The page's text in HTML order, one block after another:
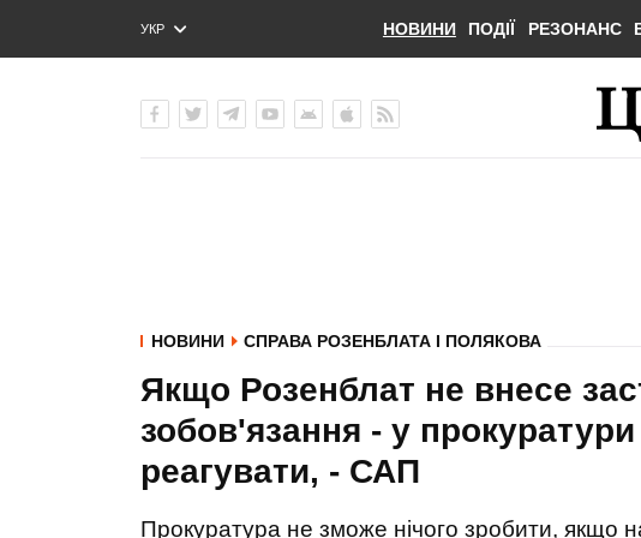
УКР
ENG
НОВИНИ ПОДІЇ РЕЗОНАНС
НОВИНИ СПРАВА РОЗЕНБЛАТА І ПОЛЯКОВА
Якщо Розенблат не внесе
зобов'язання - у
реагувати, - САП
Прокуратура не зможе нічого зробити, якщо